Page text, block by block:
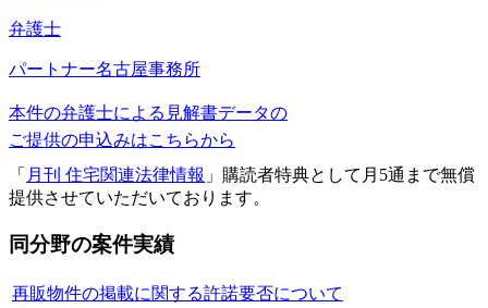
弁護士
パートナー名古屋事務所
本件の弁護士による見解書データの
ご提供の申込みはこちらから
「 月刊 住宅関連法律情報 」購読者特典として月5通まで無償
提供させていただいております。
同分野の案件実績
再販物件の掲載に関する許諾要否について